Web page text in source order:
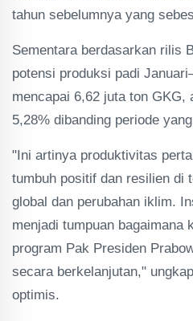
tahun sebelumnya yang
Sementara berdasarkan rilis
potensi produksi padi
mencapai 6,62 juta ton GKG,
5,28% dibanding periode
"Ini artinya produktivitas
tumbuh positif dan resilien di
global dan perubahan iklim.
menjadi tumpuan bagaimana
program Pak Presiden
secara berkelanjutan,"
optimis.